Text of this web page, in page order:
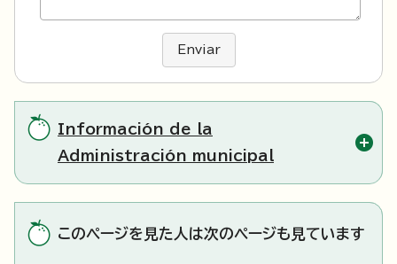
Enviar
Información de la
Administración municipal
このページを見た人は次のページも見ています